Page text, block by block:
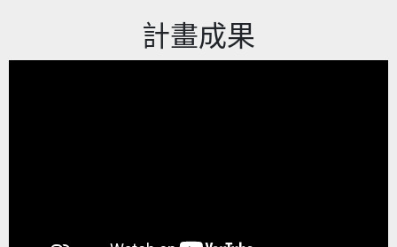
計畫成果